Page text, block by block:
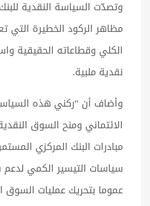
وتصدّت السياسة النقدية
مظاهر الركود الخطيرة التي
الكلي وقطاعاته الحقيقية
نقدية ملبية.
وأضاف أن “ركني هذه
الائتماني ومنح السوق
مبادرات البنك المركزي
سياسات التيسير الكمي لدعم
عموما بتحريك عمليات السوق